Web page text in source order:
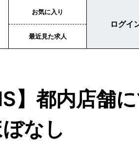
お気に入り
最近見た求人
ログイ
】都内店舗
なし